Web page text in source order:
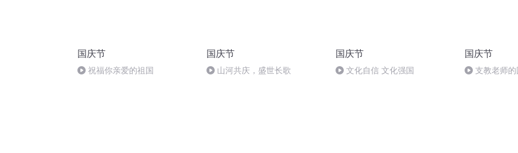
国庆节
祝福你亲爱的祖国
国庆节
山河共庆，盛世长歌
国庆节
文化自信 文化强国
国庆节
支教老师的